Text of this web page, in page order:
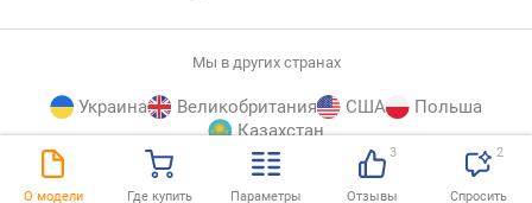
О модели Где купить Параметры Отзывы
3
Спросить
2
Мы в других странах
Украина Великобритания США
Польша
Казахстан
© E-Katalog, 2026 НАВЕРХ